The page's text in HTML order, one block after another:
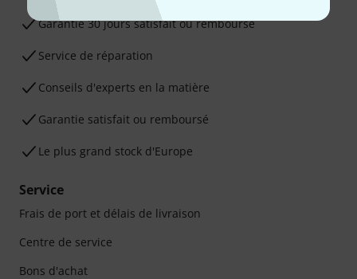
Garantie 30 jours satisfait ou remboursé
Service de réparation
Conseils d'experts en la matière
Garantie satisfait ou remboursé
Le plus grand stock d'Europe
Service
Frais de port et délais de livraison
Centre de service
Bons d'achat